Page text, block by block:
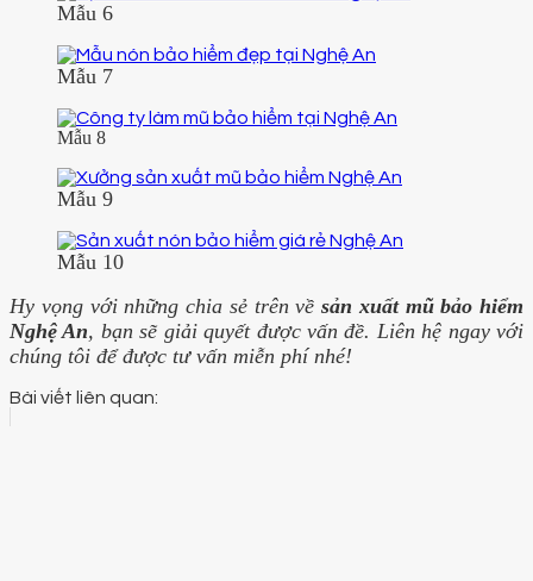
Mẫu 6
Mẫu 7
Mẫu 8
Mẫu 9
Mẫu 10
Hy vọng với những chia sẻ trên về sản xuất mũ bảo hiểm
Nghệ An, bạn sẽ giải quyết được vấn đề. Liên hệ ngay với
chúng tôi để được tư vấn miễn phí nhé!
Bài viết liên quan: